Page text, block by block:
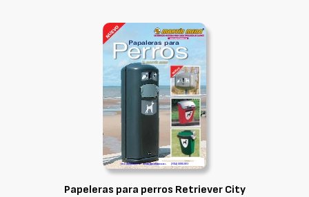
Papeleras para perros Retriever City